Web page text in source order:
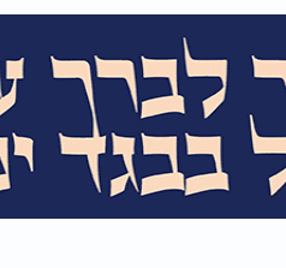
הוא תמך ברעיון שיבת
שהעתיד הרוחני של עם
ישראל ליוותה אותו
לו להגשים את חלומו.
תש״י (1950) השיב את נשמתו
לירושלים. דמותו נשמרה חיה
של ענווה, מסירות לעמלו